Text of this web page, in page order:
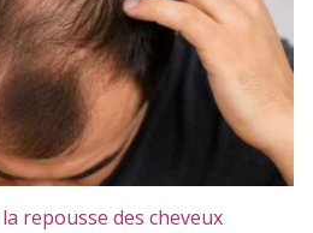
repousse des cheveux